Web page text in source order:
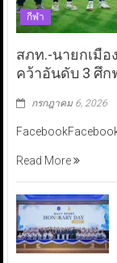
กีฬา
สภท.-นายกเมือ
คว้าอันดับ 3 ศึก
กรกฎาคม 6, 2026
Read More